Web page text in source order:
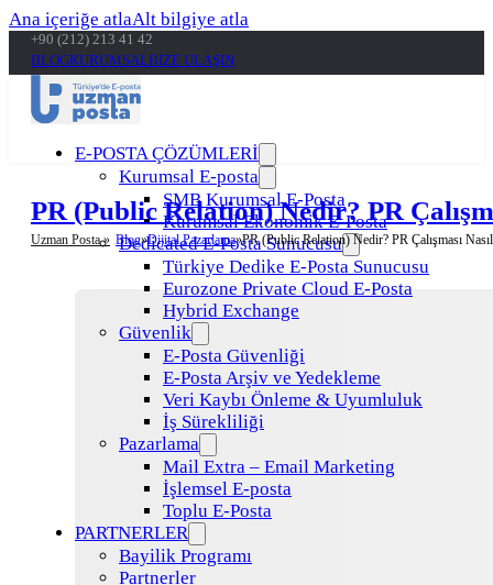
Ana içeriğe atlaAlt bilgiye atla
+90 (212) 213 41 42
BLOGKURUMSALBİZE ULAŞIN
E-POSTA ÇÖZÜMLERİ
Kurumsal E-posta
SMB Kurumsal E-Posta
Kurumsal Ekonomik E-Posta
Dedicated E-Posta Sunucusu
Türkiye Dedike E-Posta Sunucusu
Eurozone Private Cloud E-Posta
Hybrid Exchange
Güvenlik
E-Posta Güvenliği
E-Posta Arşiv ve Yedekleme
Veri Kaybı Önleme & Uyumluluk
İş Sürekliliği
Pazarlama
Mail Extra – Email Marketing
İşlemsel E-posta
Toplu E-Posta
PARTNERLER
Bayilik Programı
Partnerler
PR (Public Relation) Nedir? PR
Uzman Posta » Blog Dijital Pazarlama PR (Public Relation) Nedir? PR Çalışması